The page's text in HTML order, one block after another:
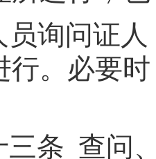
员询问证
行。必要
三条 查问